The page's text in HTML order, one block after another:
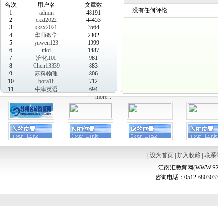
名次 用户名
文章数
1
admin
48191
2
ckzl2022
44453
3
sksx2021
3564
4
华师数学
2302
5
yuwen123
1999
6
ttkd
1487
7
沪化101
981
8
Chen13339
883
9
苏科物理
806
10
bora18
712
11
牛津英语
694
more...
没有任何评论
设为首页| 加入收藏| 联系
江南汇教育网
咨询电话：0512-